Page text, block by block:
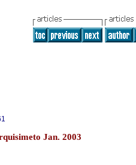
Jan. 2003